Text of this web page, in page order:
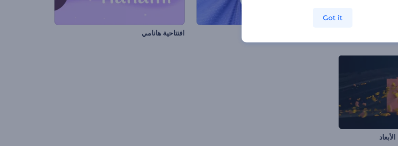
افتتاحية هانامي
Got it